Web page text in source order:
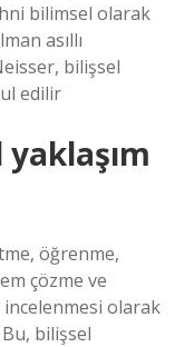
bilimsel olarak
asıllı
bilişsel
edilir
öğrenme,
çözme ve
olarak
bilişsel